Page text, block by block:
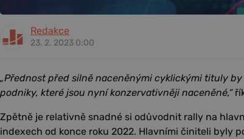
Redakce
23. 2. 2023 0:00
„Přednost před silně naceněnými cyklickými tituly
podniky, které jsou nyní konzervativněji naceněné,“
Zpětně je relativně snadné si odůvodnit rally na
indexech od konce roku 2022. Hlavními činiteli byly